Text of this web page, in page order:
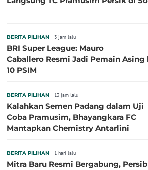
BERITA PILIHAN 3 jam lalu
BRI Super League: Mauro
Caballero Resmi Jadi Pemain Asing
10 PSIM
BERITA PILIHAN 13 jam lalu
Kalahkan Semen Padang dalam Uji
Coba Pramusim, Bhayangkara FC
Mantapkan Chemistry Antarlini
BERITA PILIHAN 1 hari lalu
Mitra Baru Resmi Bergabung, Persib